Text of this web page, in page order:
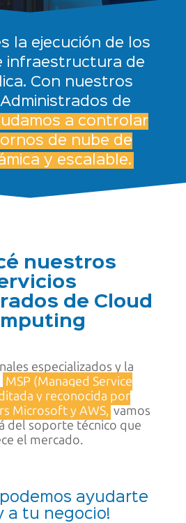
la ejecución de los
infraestructura de
Con nuestros
de
a controlar
de nube de
y escalable.
nuestros
de Cloud
especializados y la
MSP (Managed Service
y reconocida por
Microsoft y AWS, vamos
del soporte técnico que
el mercado.
podemos ayudarte
a tu negocio!